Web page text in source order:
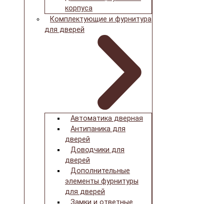
корпуса
Комплектующие и фурнитура
для дверей
Автоматика дверная
Антипаника для
дверей
Доводчики для
дверей
Дополнительные
элементы фурнитуры
для дверей